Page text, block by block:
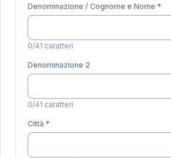
Denominazione / Cognome e Nome *
0/41 caratteri
Denominazione 2
0/41 caratteri
Città *